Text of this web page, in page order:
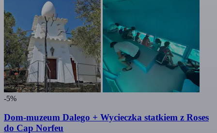
-5%
Dom-muzeum Dalego + Wycieczka statkiem z Roses
do Cap Norfeu